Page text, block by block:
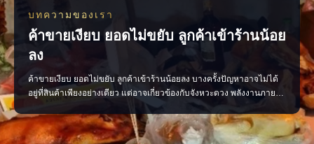
บทความของเรา
ค้าขายเงียบ ยอดไม่ขยับ ลูกค้าเข้าร้านน้อย
ลง
ค้าขายเงียบ ยอดไม่ขยับ ลูกค้าเข้าร้านน้อยลง บางครั้งปัญหาอาจไม่ได้
อยู่ที่สินค้าเพียงอย่างเดียว แต่อาจเกี่ยวข้องกับจังหวะดวง พลังงานภายใน
ร้าน หรือการจัดวางที่ยังไม่ส่งเสริมการค้า ลองเริ่มจากการตรวจพลังร้าน
ปรับฮวงจุ้ย เสริมจุดรับทรัพย์ และจัดพื้นที่ให้เปิดรับลูกค้ามากขึ้น เมื่อแก้
ได้ตรงจุด การค้าขายก